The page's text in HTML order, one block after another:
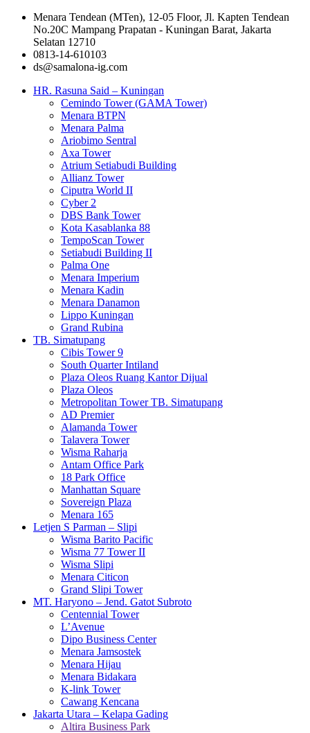
Menara Tendean (MTen), 12-05 Floor, Jl. Kapten Tendean
No.20C Mampang Prapatan - Kuningan Barat, Jakarta
Selatan 12710
0813-14-610103
ds@samalona-ig.com
HR. Rasuna Said – Kuningan
Cemindo Tower (GAMA Tower)
Menara BTPN
Menara Palma
Ariobimo Sentral
Axa Tower
Atrium Setiabudi Building
Allianz Tower
Ciputra World II
Cyber 2
DBS Bank Tower
Kota Kasablanka 88
TempoScan Tower
Setiabudi Building II
Palma One
Menara Imperium
Menara Kadin
Menara Danamon
Lippo Kuningan
Grand Rubina
TB. Simatupang
Cibis Tower 9
South Quarter Intiland
Plaza Oleos Ruang Kantor Dijual
Plaza Oleos
Metropolitan Tower TB. Simatupang
AD Premier
Alamanda Tower
Talavera Tower
Wisma Raharja
Antam Office Park
18 Park Office
Manhattan Square
Sovereign Plaza
Menara 165
Letjen S Parman – Slipi
Wisma Barito Pacific
Wisma 77 Tower II
Wisma Slipi
Menara Citicon
Grand Slipi Tower
MT. Haryono – Jend. Gatot Subroto
Centennial Tower
L’Avenue
Dipo Business Center
Menara Jamsostek
Menara Hijau
Menara Bidakara
K-link Tower
Cawang Kencana
Jakarta Utara – Kelapa Gading
Altira Business Park